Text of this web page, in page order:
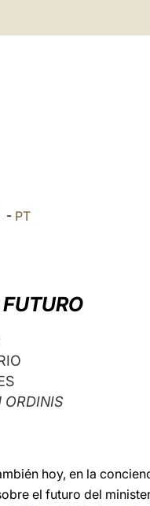
- PT
ORDINIS
hoy, en la
el futuro del